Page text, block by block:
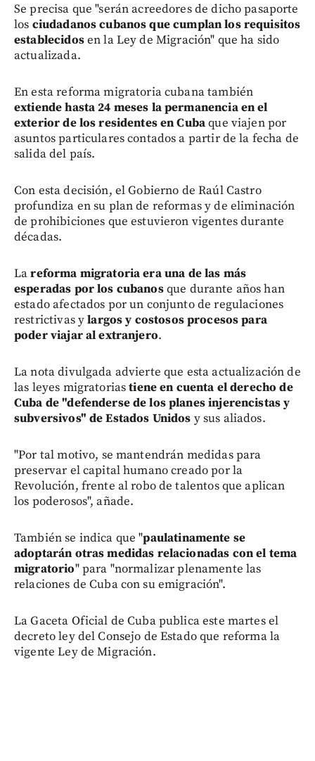
Se precisa que "serán acreedores de dicho pasaporte
los ciudadanos cubanos que cumplan los requisitos
establecidosen la Ley de Migración" que ha sido
actualizada.
En esta reforma migratoria cubana también
extiende hasta 24 meses la permanencia en el
exterior de los residentes en Cubaque viajen por
asuntos particulares contados a partir de la fecha de
salida del país.
Con esta decisión, el Gobierno de Raúl Castro
profundiza en su plan de reformas y de eliminación
de prohibiciones que estuvieron vigentes durante
décadas.
Lareforma migratoria era una de las más
esperadas por los cubanosque durante años han
estado afectados por un conjunto de regulaciones
restrictivas ylargos y costosos procesos para
poder viajar al extranjero.
La nota divulgada advierte que esta actualización de
las leyes migratoriastiene en cuenta el derecho de
Cuba de "defenderse de los planes injerencistas y
subversivos" de Estados Unidos y sus aliados.
"Por tal motivo, se mantendrán medidas para
preservar el capital humano creado por la
Revolución, frente al robo de talentos que aplican
los poderosos", añade.
También se indica que "paulatinamente se
adoptarán otras medidas relacionadas con el tema
migratorio" para "normalizar plenamente las
relaciones de Cuba con su emigración".
La Gaceta Oficial de Cuba publica este martes el
decreto ley del Consejo de Estado que reforma la
vigente Ley de Migración.